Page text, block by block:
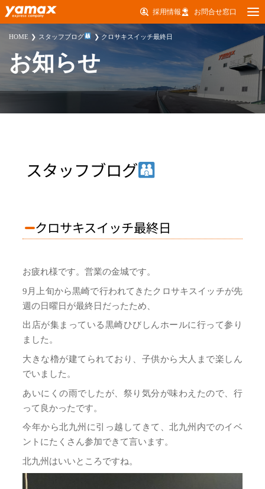
採用情報 お問合せ窓口
HOME スタッフブログ クロサキスイッチ最終日
お知らせ
スタッフブログ
クロサキスイッチ最終日
お疲れ様です。営業の金城です。
9月上旬から黒崎で行われてきたクロサキスイッチが先
週の日曜日が最終日だったため、
出店が集まっている黒崎ひびしんホールに行って参り
ました。
大きな櫓が建てられており、子供から大人まで楽しん
でいました。
あいにくの雨でしたが、祭り気分が味わえたので、行
って良かったです。
今年から北九州に引っ越してきて、北九州内でのイベ
ントにたくさん参加できて言います。
北九州はいいところですね。